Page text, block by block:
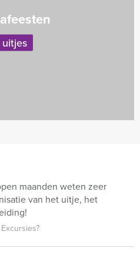
uitjes
maanden weten zeer
van het uitje, het